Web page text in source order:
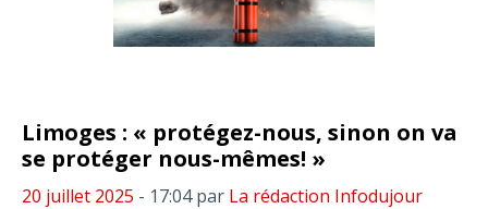
Limoges : « protégez-nous, sinon on va
se protéger nous-mêmes! »
20 juillet 2025 - 17:04 par La rédaction Infodujour